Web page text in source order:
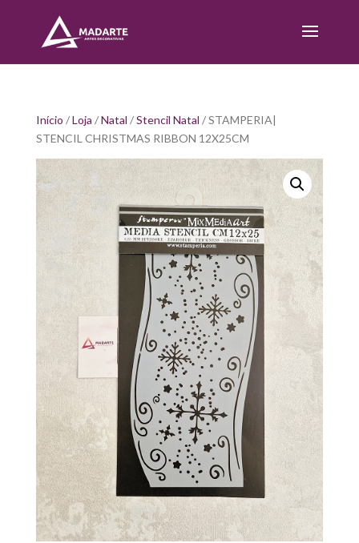
Início /Loja /Natal /Stencil Natal / STAMPERIA|
STENCIL CHRISTMAS RIBBON 12X25CM